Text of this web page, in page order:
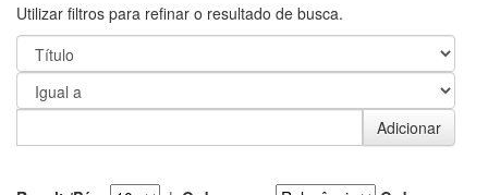
Utilizar filtros para refinar o resultado de busca.